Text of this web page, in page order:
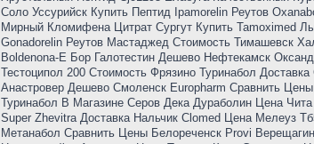
Соло Уссурийск Купить Пептид Ipamorelin Реутов
Мирный Кломифена Цитрат Сургут Купить Tamoximed
Gonadorelin Реутов Мастаджед Стоимость Тимашевск
Boldenona-E Бор Галотестин Дешево Нефтекамск
Тестоципол 200 Стоимость Фрязино Туринабол
Анастровер Дешево Смоленск Europharm Сравнить
Туринабол В Магазине Серов Дека Дураболин Цена
Super Zhevitra Доставка Нальчик Clomed Цена Мелеуз
Метанабол Сравнить Цены Белореченск Provi